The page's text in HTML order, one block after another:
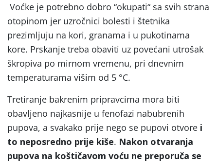
Voćke je potrebno dobro “okupati“ sa svih strana
otopinom jer uzročnici bolesti i štetnika
prezimljuju na kori, granama i u pukotinama
kore. Prskanje treba obaviti uz povećani utrošak
škropiva po mirnom vremenu, pri dnevnim
temperaturama višim od 5 °C.
Tretiranje bakrenim pripravcima mora biti
obavljeno najkasnije u fenofazi nabubrenih
pupova, a svakako prije nego se pupovi otvore i
to neposredno prije kiše. Nakon otvaranja
pupova na koštičavom voću ne preporuča se